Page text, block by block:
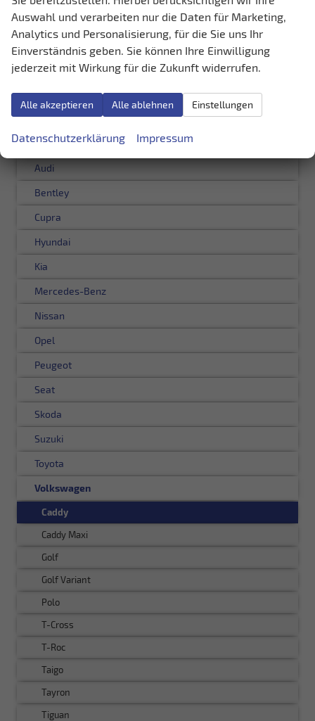
1 2
Schnellsuche
Fahrzeugnr.
LAGERFAHRZEUGE
Audi
Bentley
Cupra
Hyundai
Kia
Mercedes-Benz
Nissan
Opel
Peugeot
Seat
Skoda
Suzuki
Toyota
Volkswagen
Caddy
Caddy Maxi
Golf
Golf Variant
Polo
T-Cross
T-Roc
Taigo
Tayron
Tiguan
Auswahl und verarbeiten nur die Daten für Marketing,
Analytics und Personalisierung, für die Sie uns Ihr
Einverständnis geben. Sie können Ihre Einwilligung
jederzeit mit Wirkung für die Zukunft widerrufen.
Alle akzeptieren Alle ablehnen Einstellungen
Datenschutzerklärung Impressum